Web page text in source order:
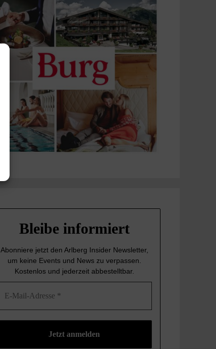
Bleibe informiert
Abonniere jetzt den Arlberg Insider Newsletter,
um keine Events und Newszu verpassen.
Kostenlos und jederzeit abbestelltbar.